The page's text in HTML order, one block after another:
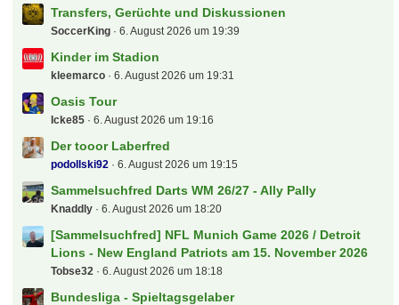
Transfers, Gerüchte und Diskussionen
SoccerKing 6. August 2026 um 19:39
Kinder im Stadion
kleemarco 6. August 2026 um 19:31
Oasis Tour
Icke85 6. August 2026 um 19:16
Der tooor Laberfred
podollski92 6. August 2026 um 19:15
Sammelsuchfred Darts WM 26/27 - Ally Pally
Knaddly 6. August 2026 um 18:20
[Sammelsuchfred] NFL Munich Game 2026 / Detroit
Lions - New England Patriots am 15. November 2026
Tobse32 6. August 2026 um 18:18
Bundesliga - Spieltagsgelaber